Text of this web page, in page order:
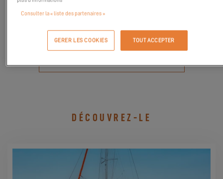
des courtiers et des exposants en un seul endroit, ainsi que des
séminaires d'experts et des activités de rendez-vous en soirée.
DÉCOUVREZ-LE
Consulter la « liste des partenaires »
GERER LES COOKIES TOUT ACCEPTER